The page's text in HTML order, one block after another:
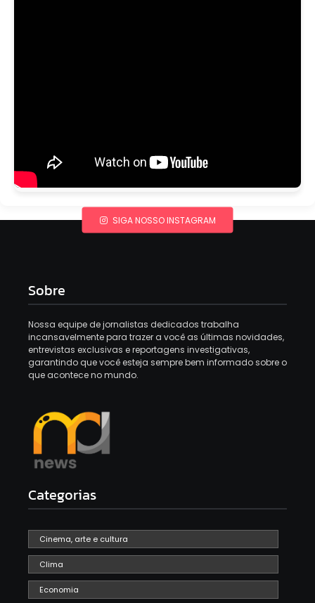
SIGA NOSSO INSTAGRAM
Sobre
Nossa equipe de jornalistas dedicados trabalha
incansavelmente para trazer a você as últimas novidades,
entrevistas exclusivas e reportagens investigativas,
garantindo que você esteja sempre bem informado sobre o
que acontece no mundo.
Categorias
Cinema, arte e cultura
Clima
Economia